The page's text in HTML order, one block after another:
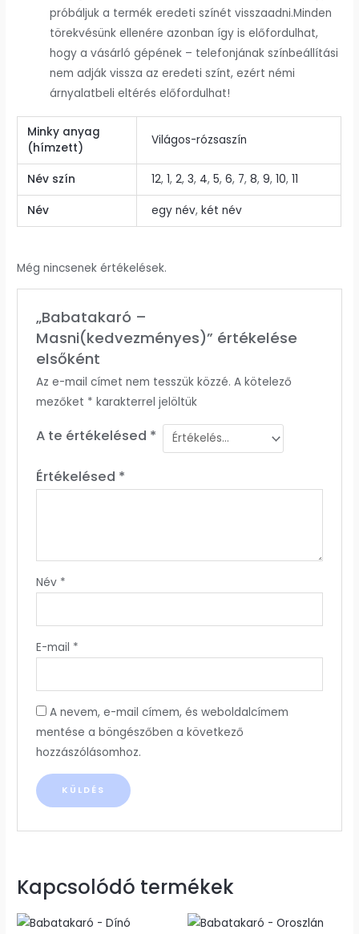
próbáljuk a termék eredeti színét visszaadni.Minden
törekvésünk ellenére azonban így is előfordulhat,
hogy a vásárló gépének – telefonjának színbeállítási
nem adják vissza az eredeti színt, ezért némi
árnyalatbeli eltérés előfordulhat!
Minky anyag
(hímzett)
Világos-rózsaszín
Név szín 12,1,2,3, 4,5,6, 7,8,9,10,11
Név egy név,két név
Még nincsenek értékelések.
„Babatakaró –
Masni(kedvezményes)” értékelése
elsőként
Az e-mail címet nem tesszük közzé. A kötelező
mezőket * karakterrel jelöltük
A te értékelésed *
Értékelésed *
Név *
E-mail *
A nevem, e-mail címem, és weboldalcímem
mentése a böngészőben a következő
hozzászólásomhoz.
Kapcsolódó termékek
Ennek
Ennek